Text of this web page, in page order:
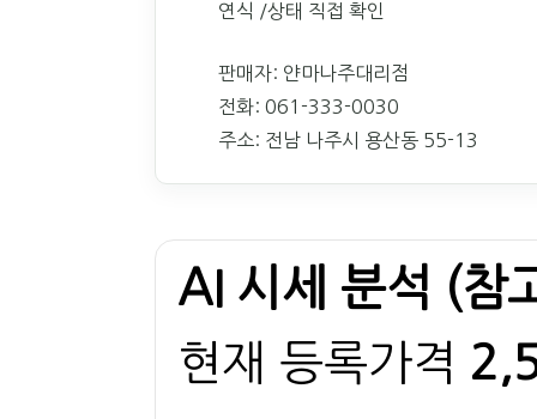
연식 /상태 직접 확인
판매자: 얀마나주대리점
전화: 061-333-0030
주소: 전남 나주시 용산동 55-13
AI 시세 분석 (참
현재 등록가격